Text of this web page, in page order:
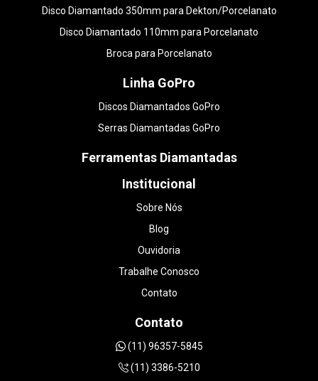
Disco Diamantado 350mm para Dekton/Porcelanato
Disco Diamantado 110mm para Porcelanato
Broca para Porcelanato
Linha GoPro
Discos Diamantados GoPro
Serras Diamantadas GoPro
Ferramentas Diamantadas
Institucional
Sobre Nós
Blog
Ouvidoria
Trabalhe Conosco
Contato
Contato
(11) 96357-5845
(11) 3386-5210